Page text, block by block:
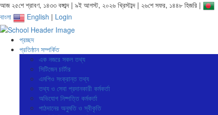
আজ ২৫শে শ্রাবণ, ১৪৩৩ বঙ্গাব্দ | ৯ই আগস্ট, ২০২৬ খ্রিস্টাব্দ | ২৬শে সফর, ১৪৪৮ হিজরি |
বাংলা
English | Login
প্রচ্ছদ
প্রতিষ্ঠান সম্পর্কিত
এক নজরে সকল তথ্য
সিটিজেন চার্টার
এমপিও সংক্রান্ত তথ্য
তথ্য ও সেবা প্রদানকারী কর্মকর্তা
অভিযোগ নিষ্পত্তি কর্মকর্তা
পাঠদানের অনুমতি ও স্বীকৃতি